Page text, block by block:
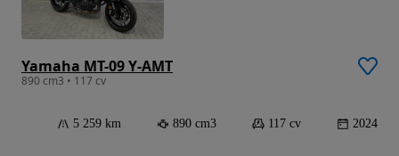
Yamaha MT-09 Y-AMT
890 cm3 • 117 cv
5 259 km 890 cm3 117 cv 2024